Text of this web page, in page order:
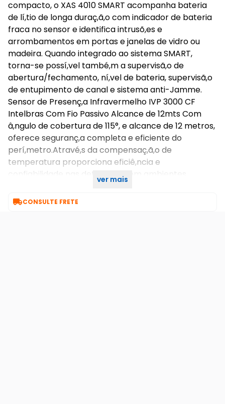
compacto, o XAS 4010 SMART acompanha bateria
de lí,tio de longa duraç,ã,o com indicador de bateria
fraca no sensor e identifica intrusõ,es e
arrombamentos em portas e janelas de vidro ou
madeira. Quando integrado ao sistema SMART,
torna-se possí,vel també,m a supervisã,o de
abertura/fechamento, ní,vel de bateria, supervisã,o
de entupimento de canal e sistema anti-Jamme.
Sensor de Presenç,a Infravermelho IVP 3000 CF
Intelbras Com Fio Passivo Alcance de 12mts Com
â,ngulo de cobertura de 115°, e alcance de 12 metros,
oferece seguranç,a completa e eficiente do
perí,metro.Atravé,s da compensaç,ã,o de
temperatura proporciona eficiê,ncia e
confiabilidade nas detecç,õ,es em ambientes
ver mais
CONSULTE FRETE